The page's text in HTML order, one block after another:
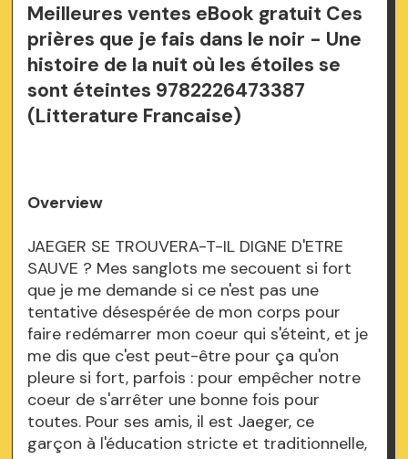
Meilleures ventes eBook gratuit Ces
prières que je fais dans le noir - Une
histoire de la nuit où les étoiles se
sont éteintes 9782226473387
(Litterature Francaise)
Overview
JAEGER SE TROUVERA-T-IL DIGNE D'ETRE
SAUVE ? Mes sanglots me secouent si fort
que je me demande si ce n'est pas une
tentative désespérée de mon corps pour
faire redémarrer mon coeur qui s'éteint, et je
me dis que c'est peut-être pour ça qu'on
pleure si fort, parfois : pour empêcher notre
coeur de s'arrêter une bonne fois pour
toutes. Pour ses amis, il est Jaeger, ce
garçon à l'éducation stricte et traditionnelle,